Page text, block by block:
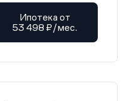
Ипотека от
53 498 ₽/мес.